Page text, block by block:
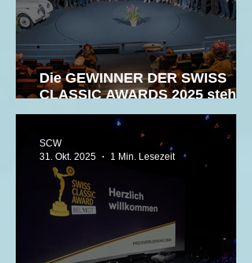
Die GEWINNER DER SWISS
CLASSIC AWARDS 2025 stehen
fest!
SCW
31. Okt. 2025
1 Min. Lesezeit